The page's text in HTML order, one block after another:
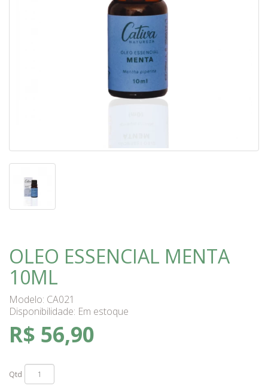
OLEO ESSENCIAL MENTA
10ML
Modelo: CA021
Disponibilidade: Em estoque
R$ 56,90
Qtd